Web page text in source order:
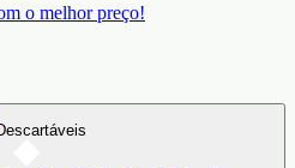
o melhor preço!